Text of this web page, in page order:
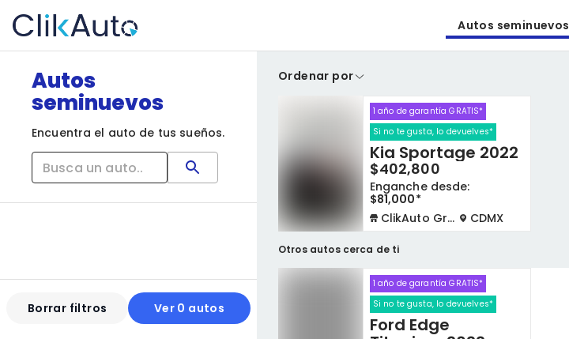
Autos seminuevos
Autos
seminuevos
Encuentra el auto de tus sueños.
Borrar filtros Ver 0 autos
Ordenar por
1 año de garantía GRATIS*
Si no te gusta, lo devuelves*
Kia Sportage 2022
$402,800
Enganche desde:
$81,000*
ClikAuto Gran Sur
CDMX
Otros autos cerca de ti
1 año de garantía GRATIS*
Si no te gusta, lo devuelves*
Ford Edge